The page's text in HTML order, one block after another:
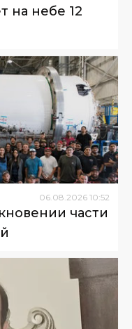
на небе 12
06 08 2026 10:52
части